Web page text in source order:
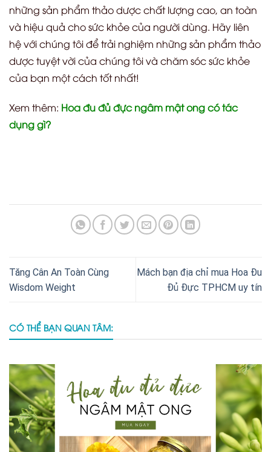
những sản phẩm thảo dược chất lượng cao, an toàn
và hiệu quả cho sức khỏe của người dùng. Hãy liên
hệ với chúng tôi để trải nghiệm những sản phẩm thảo
dược tuyệt vời của chúng tôi và chăm sóc sức khỏe
của bạn một cách tốt nhất!
Xem thêm: Hoa đu đủ đực ngâm mật ong có tác
dụng gì?
Tăng Cân An Toàn Cùng
Wisdom Weight
Mách bạn địa chỉ mua Hoa Đu
Đủ Đực TPHCM uy tín
CÓ THỂ BẠN QUAN TÂM: